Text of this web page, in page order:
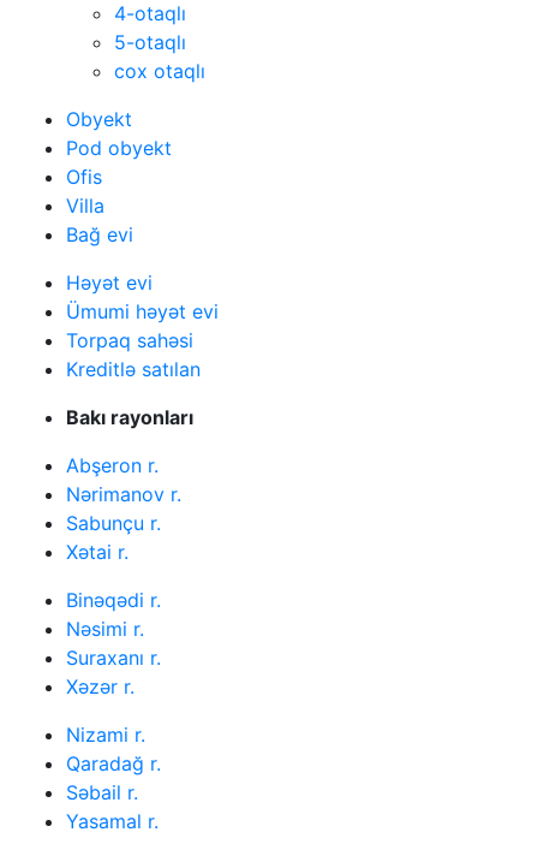
4-otaqlı
5-otaqlı
cox otaqlı
Obyekt
Pod obyekt
Ofis
Villa
Bağ evi
Həyət evi
Ümumi həyət evi
Torpaq sahəsi
Kreditlə satılan
Bakı rayonları
Abşeron r.
Nərimanov r.
Sabunçu r.
Xətai r.
Binəqədi r.
Nəsimi r.
Suraxanı r.
Xəzər r.
Nizami r.
Qaradağ r.
Səbail r.
Yasamal r.